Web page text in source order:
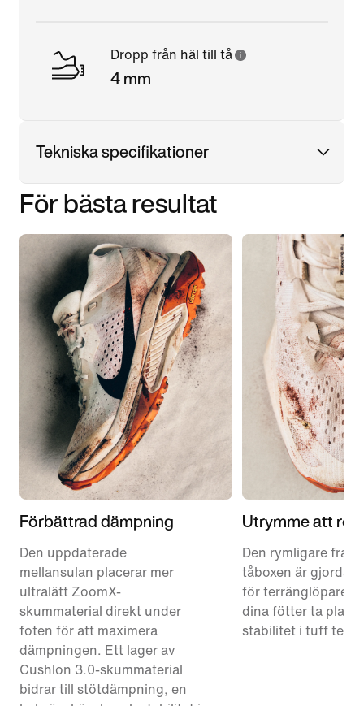
Dropp från häl till tå
4 mm
Tekniska specifikationer
För bästa resultat
Förbättrad dämpning
Den uppdaterade
mellansulan placerar mer
ultralätt ZoomX-
skummaterial direkt under
foten för att maximera
dämpningen. Ett lager av
Cushlon 3.0-skummaterial
bidrar till stötdämpning, en
Utrymme att
Den rymligare
tåboxen är gjorda
för terränglöpare
dina fötter ta plats
stabilitet i tuff